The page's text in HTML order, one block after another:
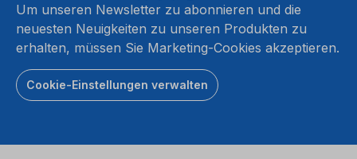
Um unseren Newsletter zu abonnieren und die
neuesten Neuigkeiten zu unseren Produkten zu
erhalten, müssen Sie Marketing-Cookies akzeptieren.
Cookie-Einstellungen verwalten